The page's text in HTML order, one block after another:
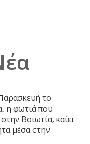
το
η φωτιά που
Βοιωτία, καίει
μέσα στην